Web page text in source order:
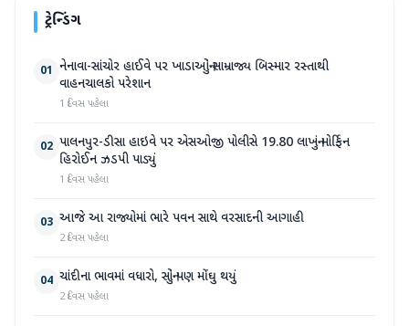
ટ્રેન્ડિંગ
01 નેનાવા-સાંચોર હાઈવે પર ખાડાઓનું સામ્રાજ્ય બિસ્માર રસ્તાથી
વાહનચાલકો પરેશાન
1 દિવસ પહેલા
02 પાલનપુર-ડીસા હાઇવે પર એસઓજી પોલીસે 19.80 લાખનું મોર્ફિન
હિરોઈન ઝડપી પાડ્યું
1 દિવસ પહેલા
03 આજે આ રાજ્યોમાં ભારે પવન સાથે વરસાદની આગાહી
2 દિવસ પહેલા
04 ચાંદીના ભાવમાં વધારો, સોનું પણ મોંઘુ થયું
2 દિવસ પહેલા